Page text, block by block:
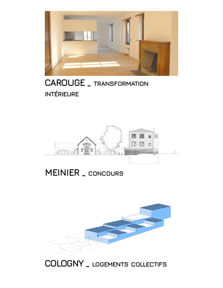
CAROUGE _ transformation
intérieure
MEINIER _ concours
COLOGNY _ logements collectifs